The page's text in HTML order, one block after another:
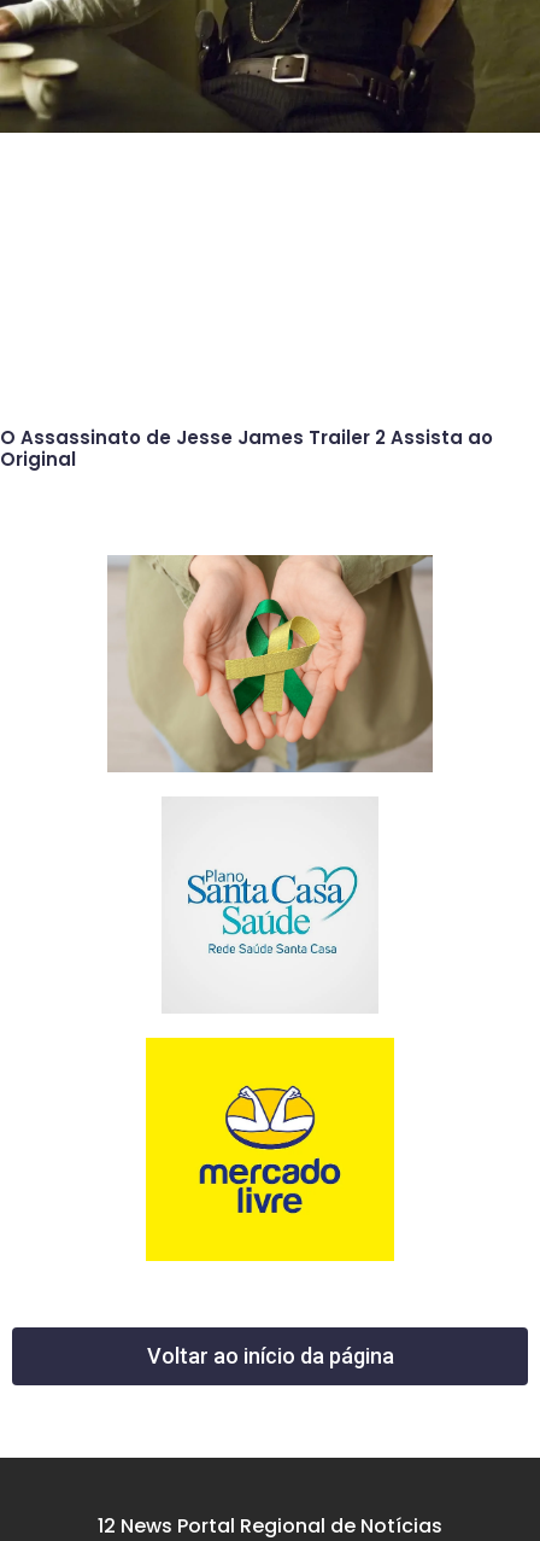
O Assassinato de Jesse James Trailer 2 Assista ao
Original
Voltar ao início da página
12 News Portal Regional de Notícias